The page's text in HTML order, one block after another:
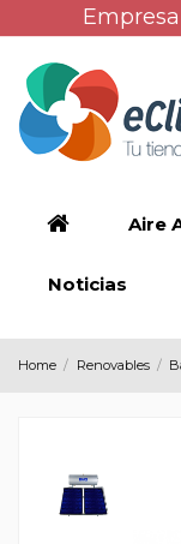
Aire
Noticias
Home Renovables